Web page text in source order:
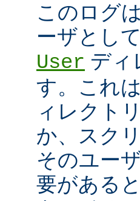
このログ
ーザとし
User ディ
す。これ
ィレクト
か、スク
そのユー
要がある